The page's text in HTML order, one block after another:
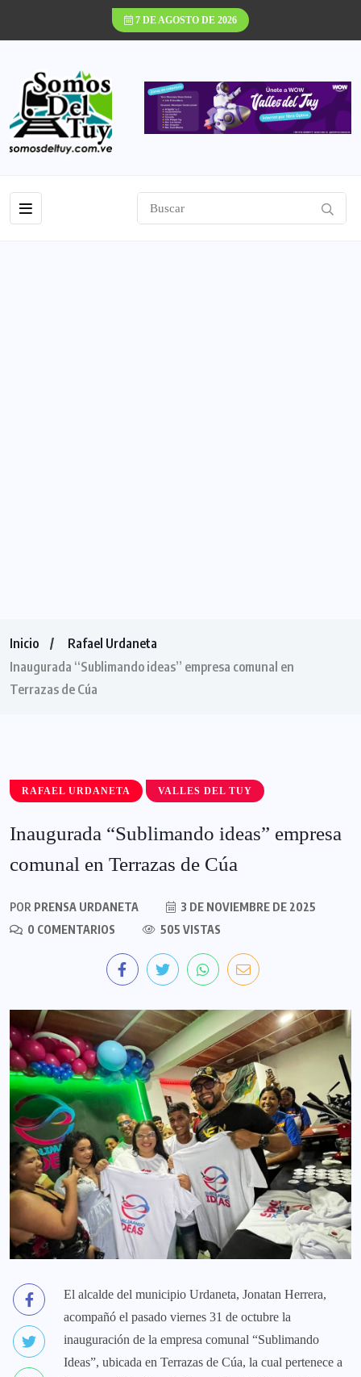
7 DE AGOSTO DE 2026
Inicio
Rafael Urdaneta
Inaugurada “Sublimando ideas” empresa comunal en
Terrazas de Cúa
RAFAEL URDANETA VALLES DEL TUY
Inaugurada “Sublimando ideas” empresa
comunal en Terrazas de Cúa
POR PRENSA URDANETA
3 DE NOVIEMBRE DE 2025
0 COMENTARIOS
505 VISTAS
El alcalde del municipio Urdaneta, Jonatan Herrera,
acompañó el pasado viernes 31 de octubre la
inauguración de la empresa comunal “Sublimando
Ideas”, ubicada en Terrazas de Cúa, la cual pertenece a